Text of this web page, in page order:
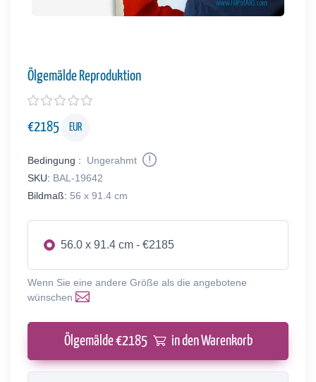
Ölgemälde Reproduktion
€2185 EUR
Bedingung :
Ungerahmt
SKU: BAL-19642
Bildmaß: 56 x 91.4 cm
56.0 x 91.4 cm - €2185
Wenn Sie eine andere Größe als die angebotene
wünschen
Ölgemälde €2185 in den Warenkorb